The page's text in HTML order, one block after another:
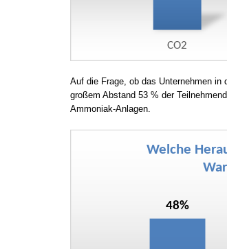
Auf die Frage, ob das Unternehmen
großem Abstand 53 % der
Ammoniak-Anlagen.